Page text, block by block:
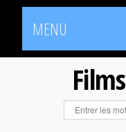
MENU